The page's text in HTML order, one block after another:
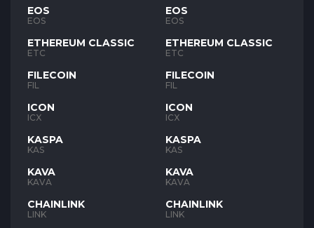
EOS
EOS
ETHEREUM CLASSIC
ETC
FILECOIN
FIL
ICON
ICX
KASPA
KAS
KAVA
KAVA
CHAINLINK
LINK
EOS
EOS
ETHEREUM CLASSIC
ETC
FILECOIN
FIL
ICON
ICX
KASPA
KAS
KAVA
KAVA
CHAINLINK
LINK